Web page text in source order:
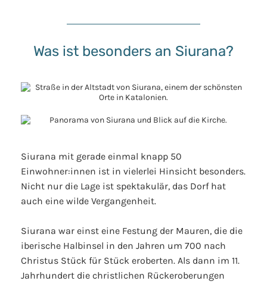
Was ist besonders an Siurana?
Siurana mit gerade einmal knapp 50
Einwohner:innen ist in vielerlei Hinsicht besonders.
Nicht nur die Lage ist spektakulär, das Dorf hat
auch eine wilde Vergangenheit.
Siurana war einst eine Festung der Mauren, die die
iberische Halbinsel in den Jahren um 700 nach
Christus Stück für Stück eroberten. Als dann im 11.
Jahrhundert die christlichen Rückeroberungen